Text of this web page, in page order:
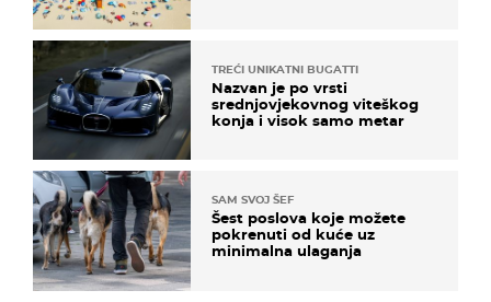
TREĆI UNIKATNI BUGATTI
Nazvan je po vrsti
srednjovjekovnog viteškog
konja i visok samo metar
SAM SVOJ ŠEF
Šest poslova koje možete
pokrenuti od kuće uz
minimalna ulaganja